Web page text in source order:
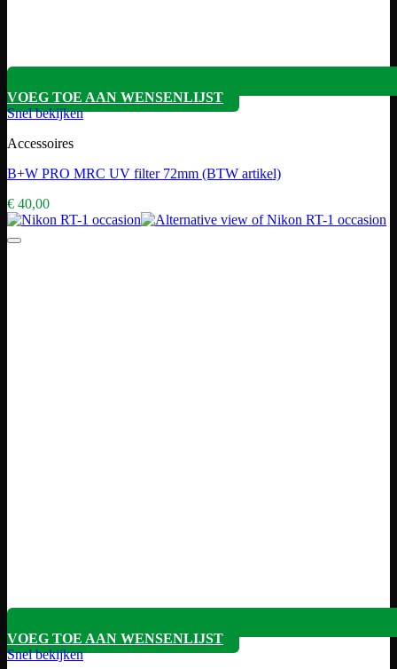
VOEG TOE AAN WENSENLIJST
Snel bekijken
Accessoires
B+W PRO MRC UV filter 72mm (BTW artikel)
€ 40,00
VOEG TOE AAN WENSENLIJST
Snel bekijken